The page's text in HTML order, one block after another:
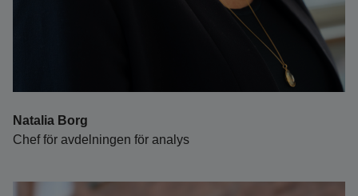
Natalia Borg
Chef för avdelningen för analys